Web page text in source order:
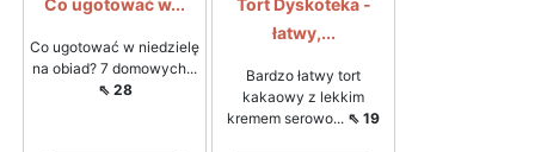
Co ugotować w niedzielę
na obiad? 7 domowych...
⇖ 28
łatwy,...
Bardzo łatwy tort
kakaowy z lekkim
kremem serowo... ⇖ 19